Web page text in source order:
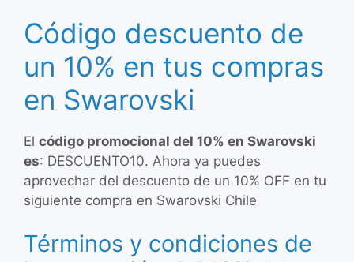
Código descuento de
un 10% en tus compras
en Swarovski
El código promocional del 10% en Swarovski
es: DESCUENTO10. Ahora ya puedes
aprovechar del descuento de un 10% OFF en tu
siguiente compra en Swarovski Chile
Términos y condiciones de